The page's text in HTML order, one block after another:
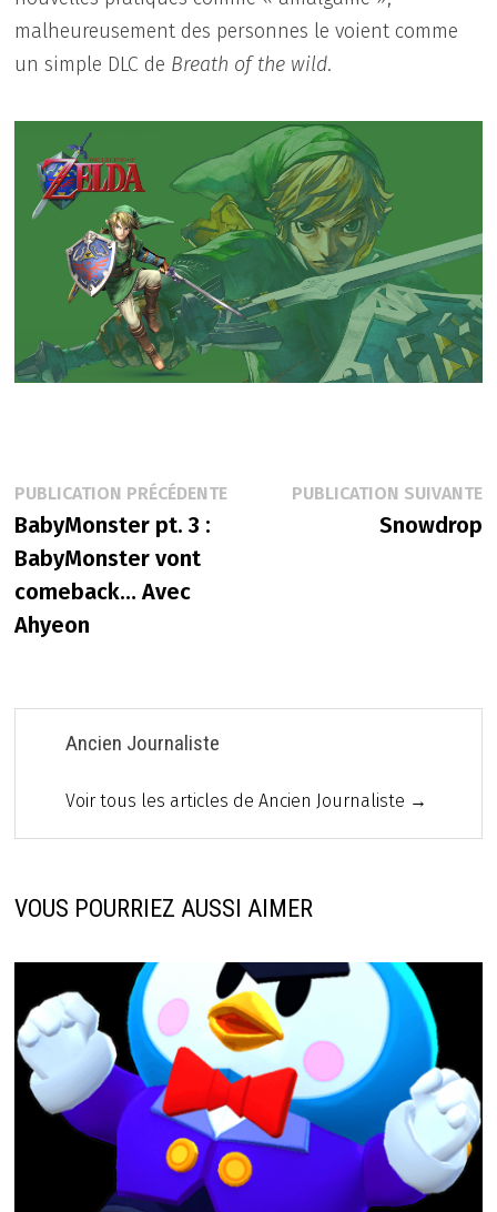
malheureusement des personnes le voient comme
un simple DLC de Breath of the wild.
Navigation
de
l’article
PUBLICATION PRÉCÉDENTEPublication
BabyMonster pt. 3 :
BabyMonster vont
comeback… Avec
Ahyeon
PUBLICATION SUIVANTE
Snowdrop
Ancien Journaliste
Voir tous les articles de Ancien Journaliste →
VOUS POURRIEZ AUSSI AIMER